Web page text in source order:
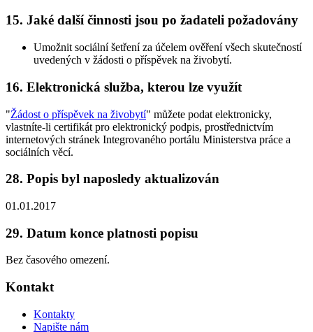
15. Jaké další činnosti jsou po žadateli požadovány
Umožnit sociální šetření za účelem ověření všech skutečností
uvedených v žádosti o příspěvek na živobytí.
16. Elektronická služba, kterou lze využít
"Žádost o příspěvek na živobytí" můžete podat elektronicky,
vlastníte-li certifikát pro elektronický podpis, prostřednictvím
internetových stránek Integrovaného portálu Ministerstva práce a
sociálních věcí.
28. Popis byl naposledy aktualizován
01.01.2017
29. Datum konce platnosti popisu
Bez časového omezení.
Kontakt
Kontakty
Napište nám